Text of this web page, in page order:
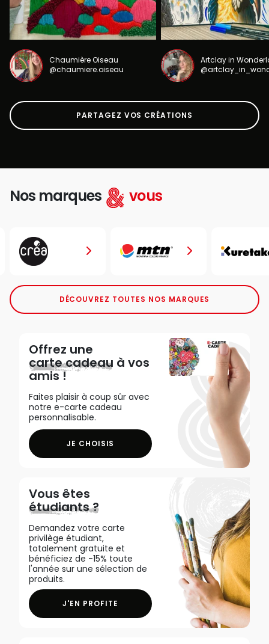
Chaumière Oiseau
@chaumiere.oiseau
Artclay in
PARTAGEZ VOS CRÉATIONS
Nos marques vous
DÉCOUVREZ TOUTES NOS MARQUES
Offrez une
carte cadeau à vos
amis !
Faites plaisir à coup sûr avec
notre e-carte cadeau
personnalisable.
JE CHOISIS
Vous êtes
étudiants ?
Demandez votre carte
privilège étudiant,
totalement gratuite et
bénéficiez de -15% toute
l'année sur une sélection de
produits.
J'EN PROFITE